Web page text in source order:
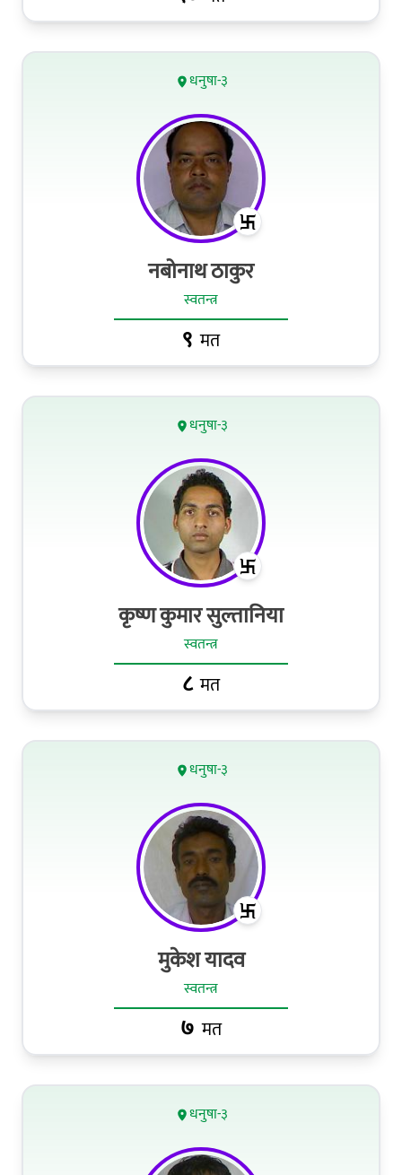
धनुषा-३
नबोनाथ ठाकुर
स्वतन्त्र
९ मत
धनुषा-३
कृष्ण कुमार सुल्तानिया
स्वतन्त्र
८ मत
धनुषा-३
मुकेश यादव
स्वतन्त्र
७ मत
धनुषा-३